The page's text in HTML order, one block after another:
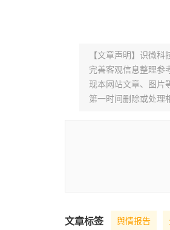
【文章声明】识微
完善客观信息整理参
现本网站文章、图片
第一时间删除或处理
文章标签 舆情报告